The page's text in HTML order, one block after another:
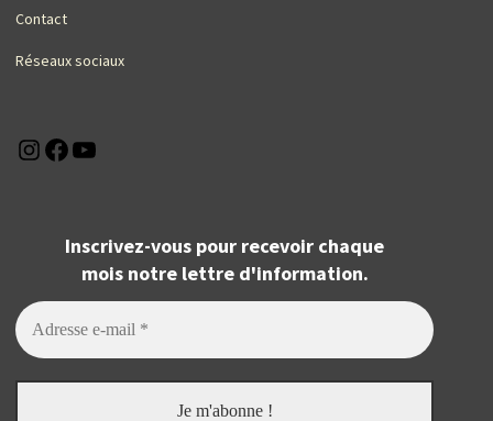
Contact
Réseaux sociaux
Instagram
Facebook
Inscrivez-vous pour recevoir chaque
mois notre lettre d'information.